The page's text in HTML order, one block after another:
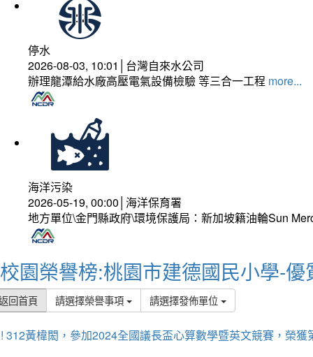
停水
2026-08-03, 10:01│台灣自來水公司
辦理龍潭給水廠高壓電氣設備檢驗 等三合一工程 more...
海洋污染
2026-05-19, 00:00│海洋保育署
地方單位\金門縣政府\環境保護局：新加坡籍油輪Sun
校園榮譽榜:桃園市建德國民小學-優
回首頁 請選擇榮譽事項 請選擇發佈單位
312黃椲閎，參加2024全國議長盃心算數學暨英文競賽，榮獲